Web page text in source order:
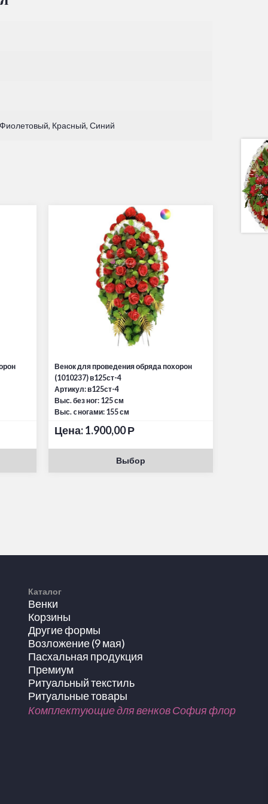
Красный, Синий
Венок для проведения обряда похорон
(1010237) в125ст-4
Артикул: в125ст-4
Выс. без ног: 125 см
Выс. c ногами: 155 см
Цена:1.900,00Р
Выбор
Каталог
Венки
Корзины
Другие формы
Возложение (9 мая)
Пасхальная продукция
Премиум
Ритуальный текстиль
Ритуальные товары
Комплектующие для венков София флор